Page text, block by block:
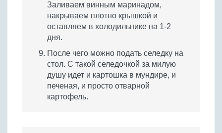
Заливаем винным маринадом,
накрываем плотно крышкой и
оставляем в холодильнике на 1-2
дня.
После чего можно подать селедку на
стол. С такой селедочкой за милую
душу идет и картошка в мундире, и
печеная, и просто отварной
картофель.